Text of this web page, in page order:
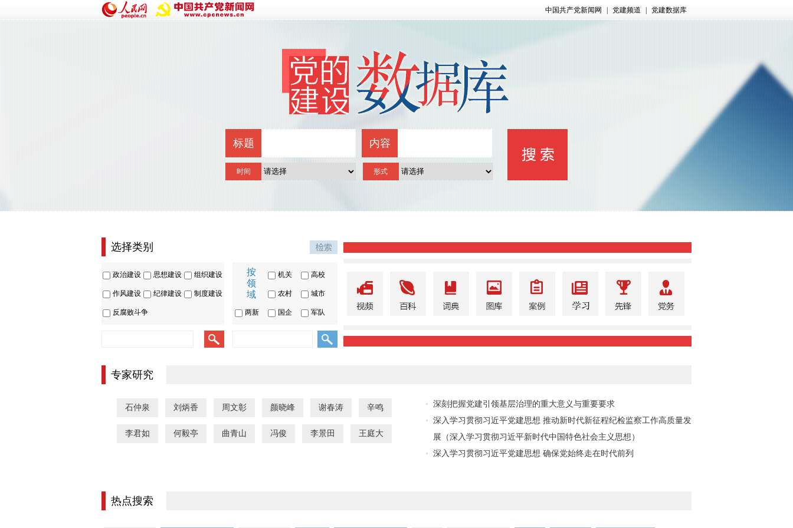
中国共产党新闻网 党建频道 党建数据库
标题 内容
时间 形式
选择类别
政治建设 思想建设 组织建设
作风建设 纪律建设 制度建设
反腐败斗争
按
领
域
机关 高校
农村 城市
两新 国企 军队
专家研究
石仲泉 刘炳香 周文彰 颜晓峰 谢春涛 辛鸣
李君如 何毅亭 曲青山 冯俊 李景田 王庭大
深刻把握党建引领基层治理的重大意义与重要要求
深入学习贯彻习近平党建思想 推动新时代新征程纪检监察工作高质量发
展（深入学习贯彻习近平新时代中国特色社会主义思想）
深入学习贯彻习近平党建思想 确保党始终走在时代前列
热点搜索